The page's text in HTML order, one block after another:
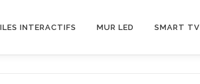
INTERACTIFS MUR LED SMART TV